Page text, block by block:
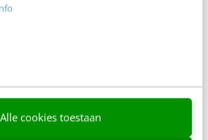
Alle cookies toestaan